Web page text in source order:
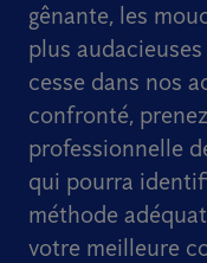
gênante, les
plus
cesse dans nos
confronté,
professionnelle
qui pourra
méthode
votre meilleure